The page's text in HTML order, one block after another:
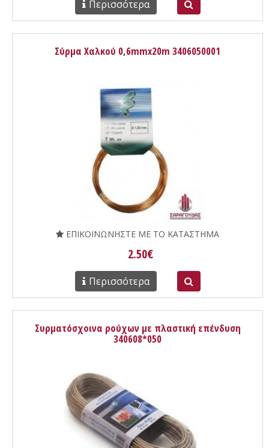
Περισσότερα
Σύρμα Χαλκού 0,6mmx20m 3406050001
ΕΠΙΚΟΙΝΩΝΗΣΤΕ ΜΕ ΤΟ ΚΑΤΑΣΤΗΜΑ
2.50€
Περισσότερα
Συρματόσχοινα ρούχων με πλαστική επένδυση
340608*050